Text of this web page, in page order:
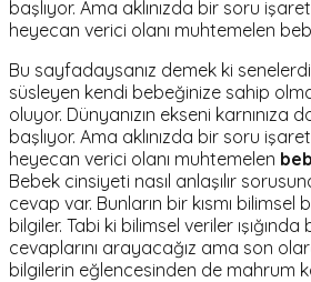
başlıyor. Ama aklınızda bir soru
heyecan verici olanı muhtemelen
Bu sayfadaysanız demek ki
süsleyen kendi bebeğinize sahip
oluyor. Dünyanızın ekseni karnınıza
başlıyor. Ama aklınızda bir soru
heyecan verici olanı muhtemelen
Bebek cinsiyeti nasıl anlaşılır
cevap var. Bunların bir kısmı bilimsel
bilgiler. Tabi ki bilimsel veriler ışığında
cevaplarını arayacağız ama son
bilgilerin eğlencesinden de mahrum